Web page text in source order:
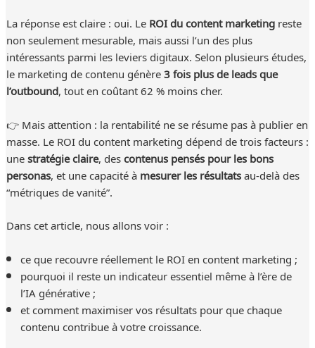
La réponse est claire : oui. LeROI du content marketingreste
non seulement mesurable, mais aussi l’un des plus
intéressants parmi les leviers digitaux. Selon plusieurs études,
le marketing de contenu génère3 fois plus de leads que
l’outbound, tout en coûtant 62 % moins cher.
👉 Mais attention : la rentabilité ne se résume pas à publier en
masse. Le ROI du content marketing dépend de trois facteurs :
unestratégie claire, descontenus pensés pour les bons
personas, et une capacité àmesurer les résultatsau-delà des
“métriques de vanité”.
Dans cet article, nous allons voir :
ce que recouvre réellement le ROI en content marketing ;
pourquoi il reste un indicateur essentiel même à l’ère de
l’IA générative ;
et comment maximiser vos résultats pour que chaque
contenu contribue à votre croissance.